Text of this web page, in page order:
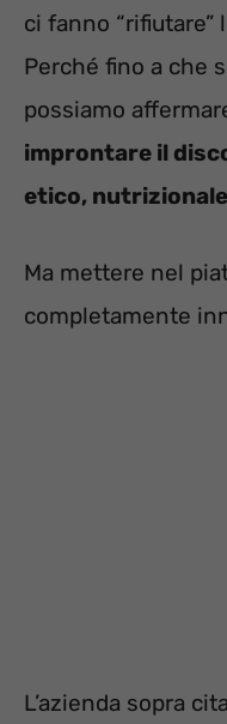
ci fanno “rifiutare”
Perché fino a che
possiamo
improntare il
etico,
Ma mettere nel
completamente
L’azienda sopra